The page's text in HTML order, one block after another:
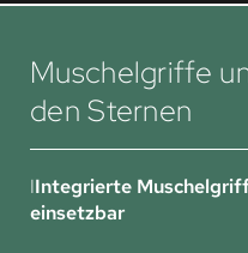
Muschelgriffe
den Sternen
IIntegrierte
einsetzbar